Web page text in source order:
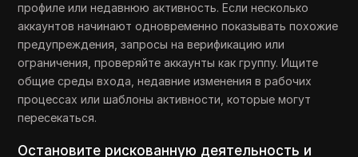
профиле или недавнюю активность. Если несколько
аккаунтов начинают одновременно показывать похожие
предупреждения, запросы на верификацию или
ограничения, проверяйте аккаунты как группу. Ищите
общие среды входа, недавние изменения в рабочих
процессах или шаблоны активности, которые могут
пересекаться.
Остановите рискованную деятельность и